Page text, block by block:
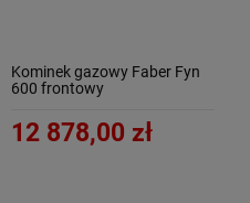
Kominek gazowy Faber Fyn
600 frontowy
12 878,00 zł